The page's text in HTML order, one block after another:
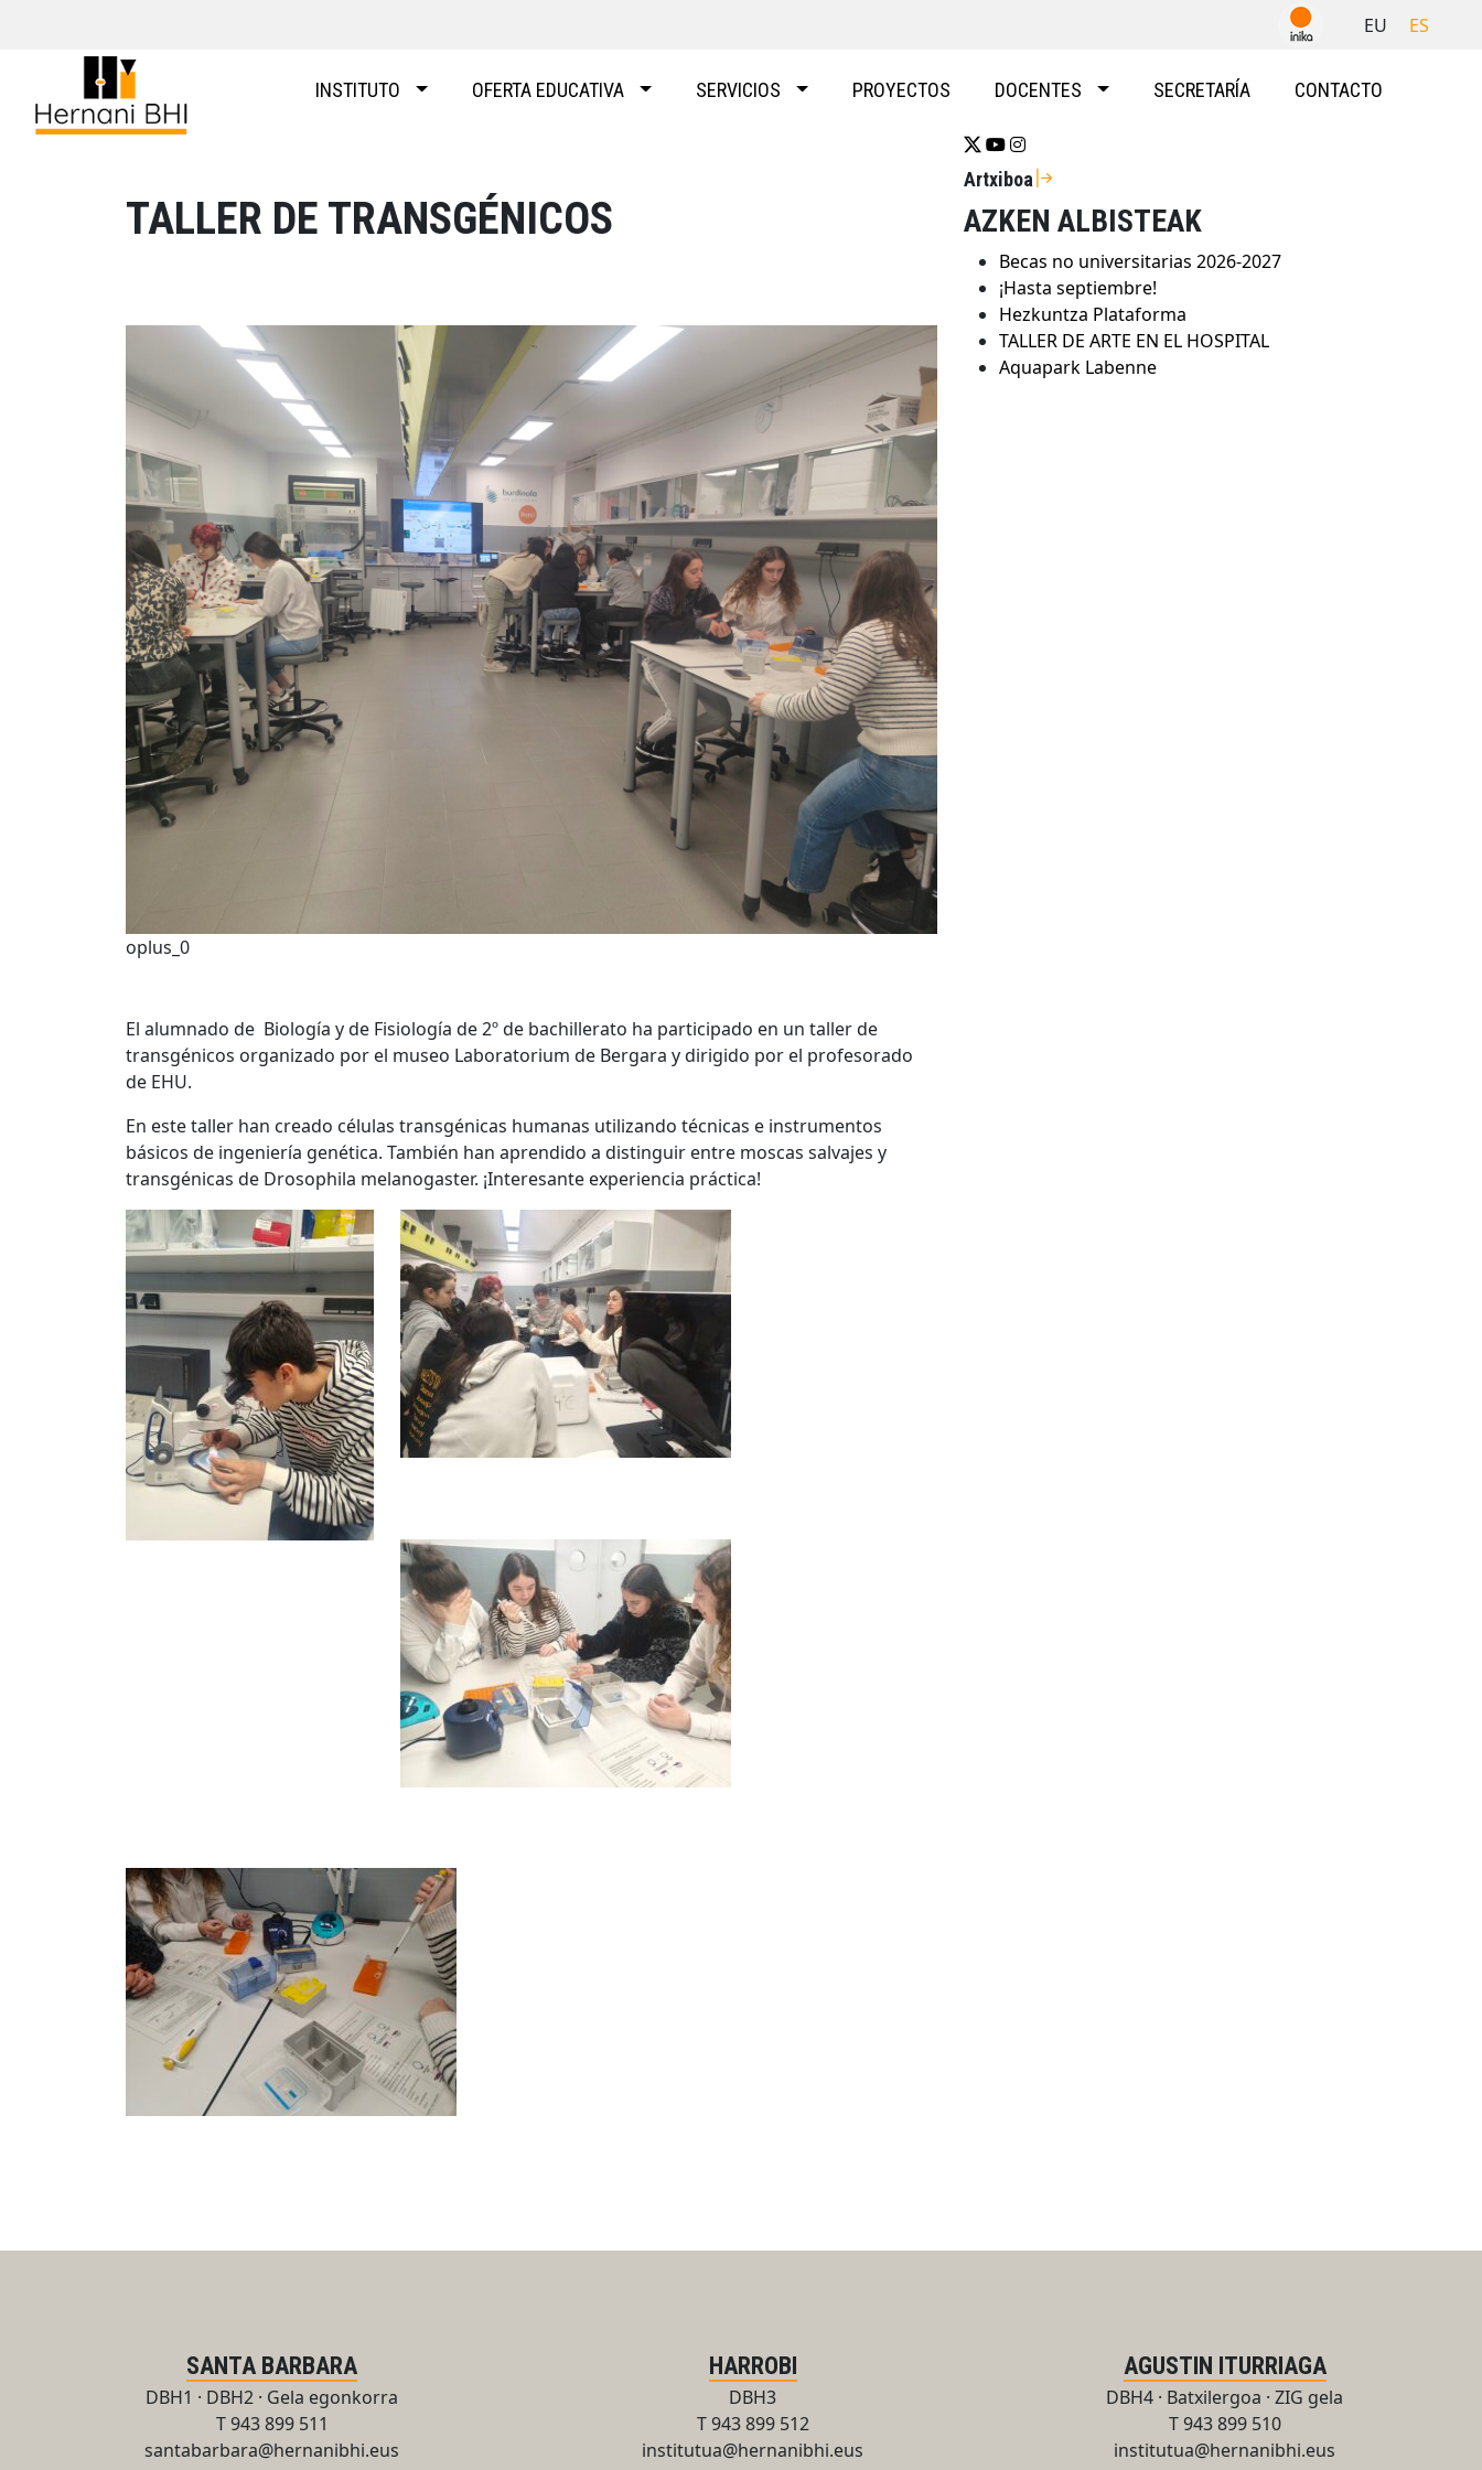
EU ES
INSTITUTO OFERTA EDUCATIVA SERVICIOS PROYECTOS DOCENTES SECRETARÍA CONTACTO
TALLER DE TRANSGÉNICOS
oplus_0
El alumnado de Biología y de Fisiología de 2º de bachillerato ha participado en un taller de
transgénicos organizado por el museo Laboratorium de Bergara y dirigido por el profesorado
de EHU.
En este taller han creado células transgénicas humanas utilizando técnicas e instrumentos
básicos de ingeniería genética. También han aprendido a distinguir entre moscas salvajes y
transgénicas de Drosophila melanogaster. ¡Interesante experiencia práctica!
Se abrirá nueva ventana-twitter
Se abrirá nueva ventana-youtube
Se abrirá nueva ventana-instragram
Artxiboa
AZKEN ALBISTEAK
Becas no universitarias 2026-2027
¡Hasta septiembre!
Hezkuntza Plataforma
TALLER DE ARTE EN EL HOSPITAL
Aquapark Labenne
SANTA BARBARA
DBH1 · DBH2 · Gela egonkorra
T 943 899 511
santabarbara@hernanibhi.eus
HARROBI
DBH3
T 943 899 512
institutua@hernanibhi.eus
AGUSTIN ITURRIAGA
DBH4 · Batxilergoa · ZIG gela
T 943 899 510
institutua@hernanibhi.eus